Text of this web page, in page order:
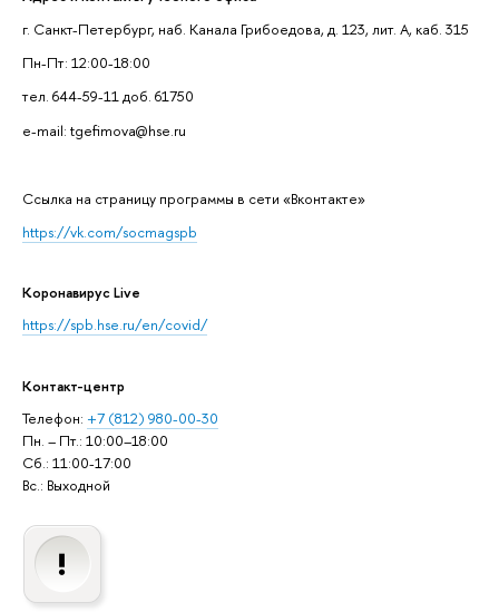
г. Санкт-Петербург, наб. Канала Грибоедова, д. 123, лит. А, каб. 315
Пн-Пт: 12:00-18:00
тел. 644-59-11 доб. 61750
e-mail: tgefimova@hse.ru
Cсылка на страницу программы в сети «Вконтакте»
https://vk.com/socmagspb
Коронавирус Live
https://spb.hse.ru/en/covid/
Контакт-центр
Телефон: +7 (812) 980-00-30
Пн. – Пт.: 10:00–18:00
Сб.: 11:00-17:00
Вс.: Выходной